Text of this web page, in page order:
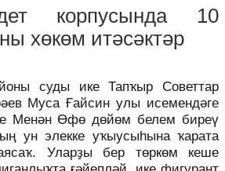
корпусында 10
хөкөм итәсәктәр
суды ике Тапҡыр Советтар
Муса Ғайсин улы исемендәге
Менән Өфө дөйөм белем биреү
ун элекке уҡыусыһына ҡарата
Уларҙы бер төркөм кеше